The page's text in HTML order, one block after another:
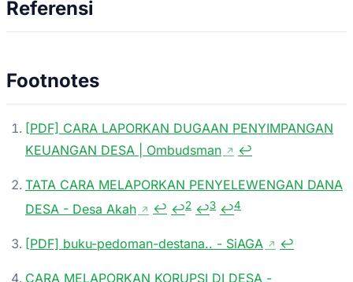
Referensi
Footnotes
[PDF] CARA LAPORKAN DUGAAN PENYIMPANGAN
KEUANGAN DESA | Ombudsman ↗ ↩
TATA CARA MELAPORKAN PENYELEWENGAN DANA
DESA - Desa Akah ↗ ↩ ↩2 ↩3 ↩4
[PDF] buku-pedoman-destana.. - SiAGA ↗ ↩
CARA MELAPORKAN KORUPSI DI DESA -